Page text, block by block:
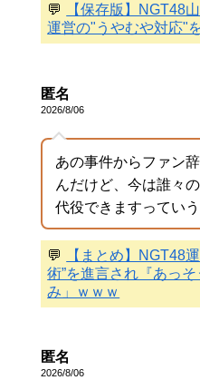
💬
【保存版】NGT48
運営の"うやむや対応"
匿名
2026/8/06
あの事件からファン
んだけど、今は誰々
代役できますってい
💬
【まとめ】NGT48
術”を進言され『あっ
み」ｗｗｗ
匿名
2026/8/06